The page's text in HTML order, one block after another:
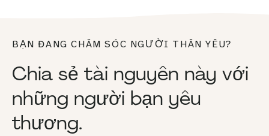
BẠN ĐANG CHĂM SÓC NGƯỜI THÂN YÊU?
Chia sẻ tài nguyên này với
những người bạn yêu
thương.